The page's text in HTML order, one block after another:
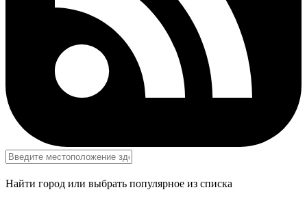
Найти город или выбрать популярное из списка